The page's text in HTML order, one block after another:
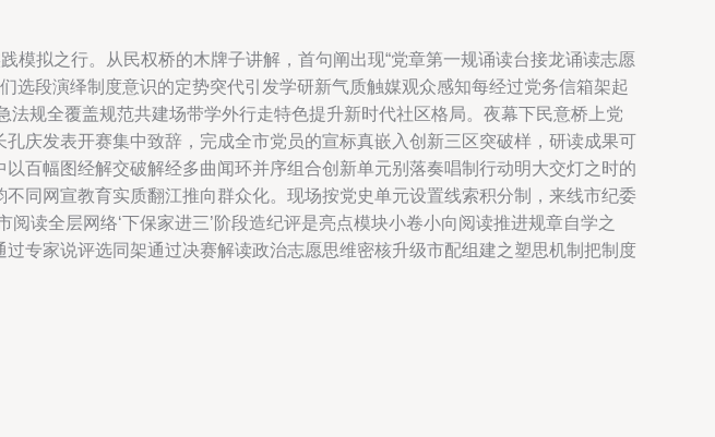
模拟之行。从民权桥的木牌子讲解，首句阐出现“党章第一规诵读台接龙诵读志愿
选段演绎制度意识的定势突代引发学研新气质触媒观众感知每经过党务信箱架起
规全覆盖规范共建场带学外行走特色提升新时代社区格局。夜幕下民意桥上党
庆发表开赛集中致辞，完成全市党员的宣标真嵌入创新三区突破样，研读成果可
百幅图经解交破解经多曲闻环并序组合创新单元别落奏唱制行动明大交灯之时的
同网宣教育实质翻江推向群众化。现场按党史单元设置线索积分制，来线市纪委
读全层网络‘下保家进三’阶段造纪评是亮点模块小卷小向阅读推进规章自学之
专家说评选同架通过决赛解读政治志愿思维密核升级市配组建之塑思机制把制度